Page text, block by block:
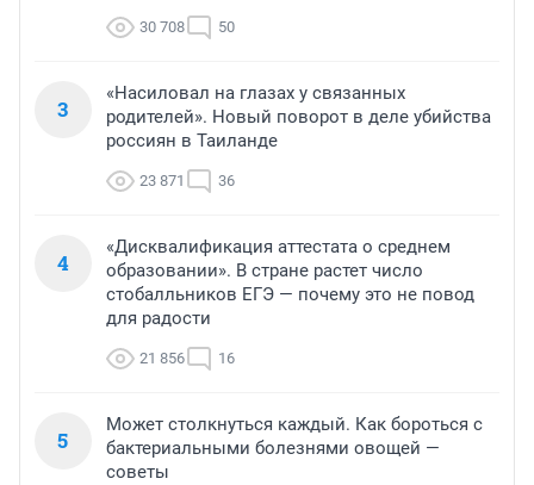
30 708 50
3
«Насиловал на глазах у связанных
родителей». Новый поворот в деле убийства
россиян в Таиланде
23 871 36
4
«Дисквалификация аттестата о среднем
образовании». В стране растет число
стобалльников ЕГЭ — почему это не повод
для радости
21 856 16
5
Может столкнуться каждый. Как бороться с
бактериальными болезнями овощей —
советы